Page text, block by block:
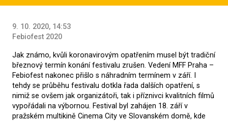
9. 10. 2020, 14:53
Febiofest 2020
Jak známo, kvůli koronavirovým opatřením musel být tradiční
březnový termín konání festivalu zrušen. Vedení MFF Praha –
Febiofest nakonec přišlo s náhradním termínem v září. I
tehdy se průběhu festivalu dotkla řada dalších opatření, s
nimiž se ovšem jak organizátoři, tak i příznivci kvalitních filmů
vypořádali na výbornou. Festival byl zahájen 18. září v
pražském multikině Cinema City ve Slovanském domě, kde